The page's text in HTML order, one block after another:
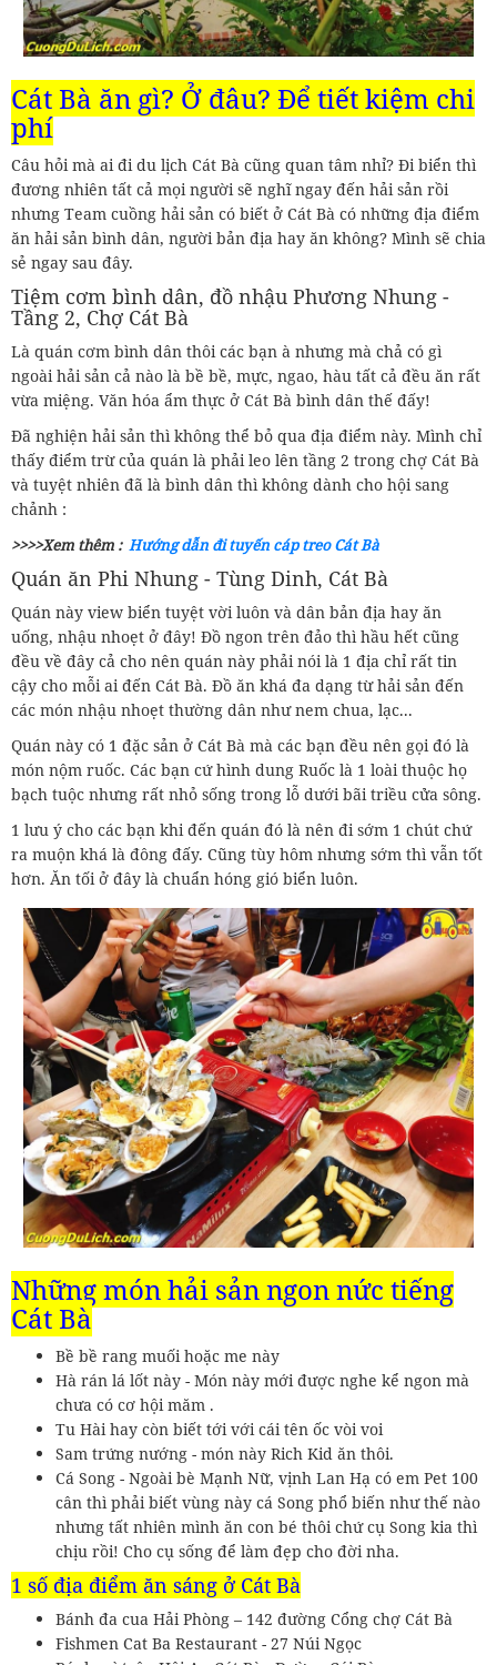
Cát Bà ăn gì? Ở đâu? Để tiết kiệm chi
phí
Câu hỏi mà ai đi du lịch Cát Bà cũng quan tâm nhỉ? Đi biển thì
đương nhiên tất cả mọi người sẽ nghĩ ngay đến hải sản rồi
nhưng Team cuồng hải sản có biết ở Cát Bà có những địa điểm
ăn hải sản bình dân, người bản địa hay ăn không? Mình sẽ chia
sẻ ngay sau đây.
Tiệm cơm bình dân, đồ nhậu Phương Nhung -
Tầng 2, Chợ Cát Bà
Là quán cơm bình dân thôi các bạn à nhưng mà chả có gì
ngoài hải sản cả nào là bề bề, mực, ngao, hàu tất cả đều ăn rất
vừa miệng. Văn hóa ẩm thực ở Cát Bà bình dân thế đấy!
Đã nghiện hải sản thì không thể bỏ qua địa điểm này. Mình chỉ
thấy điểm trừ của quán là phải leo lên tầng 2 trong chợ Cát Bà
và tuyệt nhiên đã là bình dân thì không dành cho hội sang
chảnh :
>>>>Xem thêm : Hướng dẫn đi tuyến cáp treo Cát Bà
Quán ăn Phi Nhung - Tùng Dinh, Cát Bà
Quán này view biển tuyệt vời luôn và dân bản địa hay ăn
uống, nhậu nhoẹt ở đây! Đồ ngon trên đảo thì hầu hết cũng
đều về đây cả cho nên quán này phải nói là 1 địa chỉ rất tin
cậy cho mỗi ai đến Cát Bà. Đồ ăn khá đa dạng từ hải sản đến
các món nhậu nhoẹt thường dân như nem chua, lạc...
Quán này có 1 đặc sản ở Cát Bà mà các bạn đều nên gọi đó là
món nộm ruốc. Các bạn cứ hình dung Ruốc là 1 loài thuộc họ
bạch tuộc nhưng rất nhỏ sống trong lỗ dưới bãi triều cửa sông.
1 lưu ý cho các bạn khi đến quán đó là nên đi sớm 1 chút chứ
ra muộn khá là đông đấy. Cũng tùy hôm nhưng sớm thì vẫn tốt
hơn. Ăn tối ở đây là chuẩn hóng gió biển luôn.
Những món hải sản ngon nức tiếng
Cát Bà
Bề bề rang muối hoặc me này
Hà rán lá lốt này - Món này mới được nghe kể ngon mà
chưa có cơ hội măm .
Tu Hài hay còn biết tới với cái tên ốc vòi voi
Sam trứng nướng - món này Rich Kid ăn thôi.
Cá Song - Ngoài bè Mạnh Nữ, vịnh Lan Hạ có em Pet 100
cân thì phải biết vùng này cá Song phổ biến như thế nào
nhưng tất nhiên mình ăn con bé thôi chứ cụ Song kia thì
chịu rồi! Cho cụ sống để làm đẹp cho đời nha.
1 số địa điểm ăn sáng ở Cát Bà
Bánh đa cua Hải Phòng – 142 đường Cổng chợ Cát Bà
Fishmen Cat Ba Restaurant - 27 Núi Ngọc